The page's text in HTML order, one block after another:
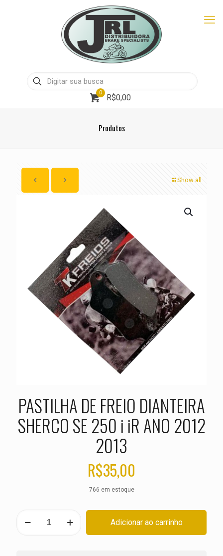
0
R$0,00
Produtos
Show all
PASTILHA DE FREIO DIANTEIRA
SHERCO SE 250 i iR ANO 2012
2013
R$35,00
766 em estoque
Adicionar ao carrinho